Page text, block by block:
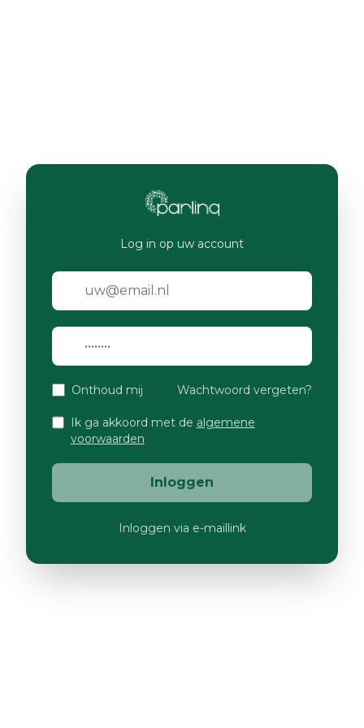
Log in op uw account
Onthoud mij Wachtwoord vergeten?
Ik ga akkoord met de algemene
voorwaarden
Inloggen
Inloggen via e-maillink